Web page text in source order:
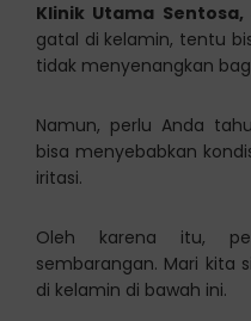
Klinik Utama
gatal di kelamin, tentu
tidak menyenangkan
Namun, perlu Anda
bisa menyebabkan
iritasi.
Oleh karena itu,
sembarangan. Mari kita
di kelamin di bawah ini.